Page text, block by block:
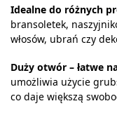
Idealne do różnych
bransoletek,
włosów, ubrań czy
Duży otwór – łatwe
umożliwia użycie
co daje większą